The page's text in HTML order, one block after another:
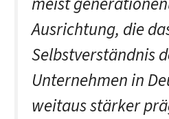
Ausrichtung, die
Selbstverständnis
Unternehmen in
weitaus stärker